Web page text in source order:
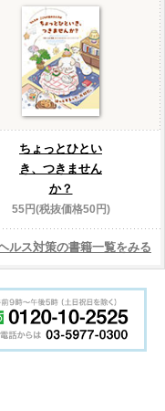
ちょっとひとい
き、つきません
か？
55円(税抜価格50円)
ルス対策の書籍一覧をみる